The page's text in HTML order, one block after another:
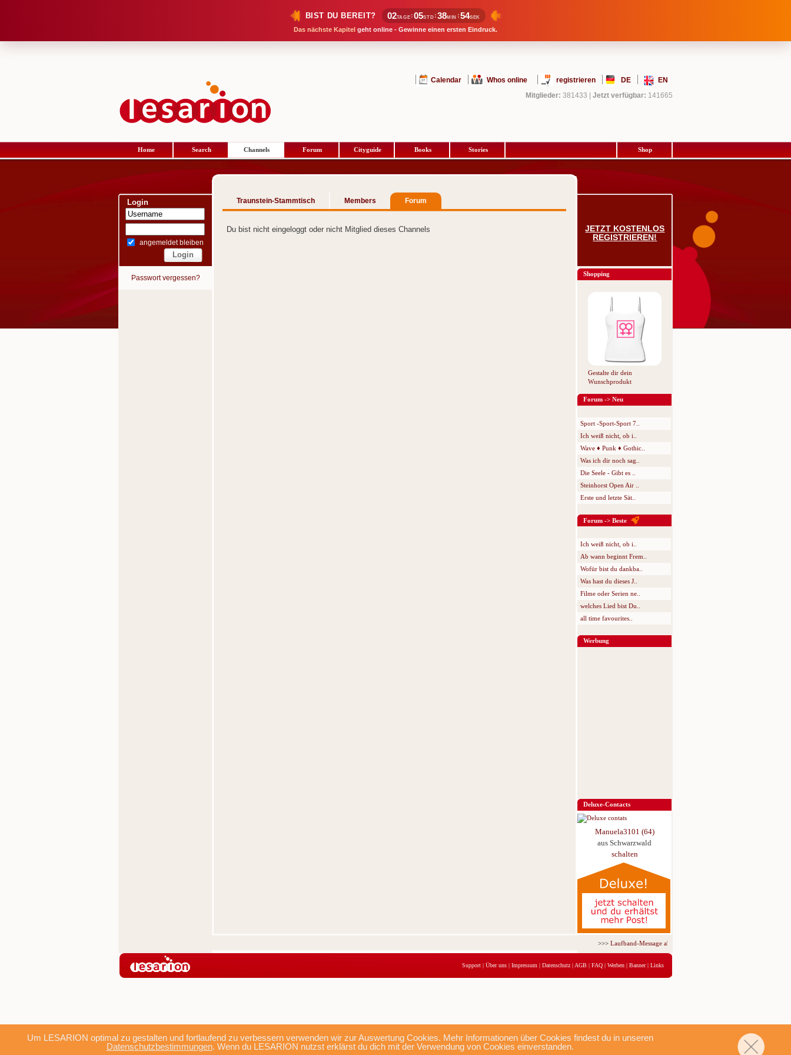
BIST DU BEREIT? 02TAGE :05STD :38MIN :54SEK
Das nächste Kapitel geht online - Gewinne einen ersten Eindruck.
Um LESARION optimal zu gestalten und fortlaufend zu verbessern verwenden wir zur Auswertung Cookies. Mehr Informationen über Cookies findest du in unseren
Datenschutzbestimmungen. Wenn du LESARION nutzst erklärst du dich mit der Verwendung von Cookies einverstanden.
Calendar Whos online registrieren DE
EN
Mitglieder: 381433 Jetzt verfügbar: 141665
Home Search Channels Forum Cityguide Books Stories Shop
Login
angemeldet bleiben
Passwort vergessen?
Traunstein-Stammtisch Members Forum
Du bist nicht eingeloggt oder nicht Mitglied dieses Channels
JETZT KOSTENLOS
REGISTRIEREN!
Shopping
Gestalte dir dein
Wunschprodukt
Forum -> Neu
Sport -Sport-Sport 7..
Ich weiß nicht, ob i..
Wave ♦ Punk ♦ Gothic..
Was ich dir noch sag..
Die Seele - Gibt es ..
Steinhorst Open Air ..
Erste und letzte Sät..
Forum -> Beste
Ich weiß nicht, ob i..
Ab wann beginnt Frem..
Wofür bist du dankba..
Was hast du dieses J..
Filme oder Serien ne..
welches Lied bist Du..
all time favourites..
Werbung
Deluxe-Contacts
Manuela3101 (64)
aus Schwarzwald
schalten
>>>Laufband-Message ab nur 5,95 € für 3 Tage!
Support | Über uns | Impressum | Datenschutz | AGB | FAQ | Werben | Banner| Links